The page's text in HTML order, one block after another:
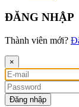
ĐĂNG NHẬP
Thành viên mới?
×
Đăng nhập